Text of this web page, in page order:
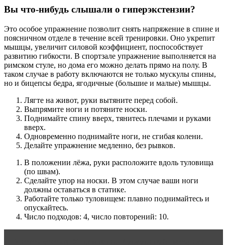
Вы что-нибудь слышали о гиперэкстензии?
Это особое упражнение позволит снять напряжение в спине и
поясничном отделе в течение всей тренировки. Оно укрепит
мышцы, увеличит силовой коэффициент, поспособствует
развитию гибкости. В спортзале упражнение выполняется на
римском стуле, но дома его можно делать прямо на полу. В
таком случае в работу включаются не только мускулы спины,
но и бицепсы бедра, ягодичные (большие и малые) мышцы.
Лягте на живот, руки вытяните перед собой.
Выпрямите ноги и потяните носки.
Поднимайте спину вверх, тянитесь плечами и руками
вверх.
Одновременно поднимайте ноги, не сгибая колени.
Делайте упражнение медленно, без рывков.
В положении лёжа, руки расположите вдоль туловища
(по швам).
Сделайте упор на носки. В этом случае ваши ноги
должны оставаться в статике.
Работайте только туловищем: плавно поднимайтесь и
опускайтесь.
Число подходов: 4, число повторений: 10.